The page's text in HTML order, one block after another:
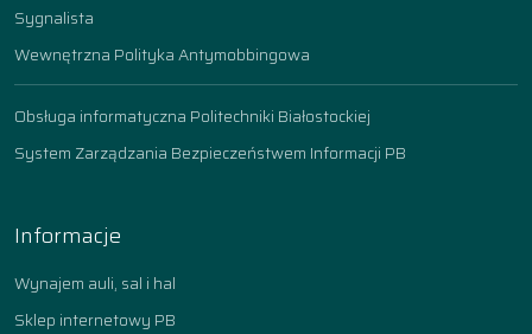
Sygnalista
Wewnętrzna Polityka Antymobbingowa
Obsługa informatyczna Politechniki Białostockiej
System Zarządzania Bezpieczeństwem Informacji PB
Informacje
Wynajem auli, sal i hal
Sklep internetowy PB